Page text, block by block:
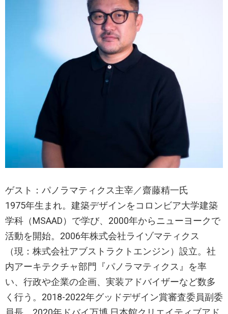
ゲスト：パノラマティクス主宰／齋藤精一氏
1975年生まれ。建築デザインをコロンビア大学建築
学科（MSAAD）で学び、2000年からニューヨークで
活動を開始。2006年株式会社ライゾマティクス
（現：株式会社アブストラクトエンジン）設立。社
内アーキテクチャ部門『パノラマティクス』を率
い、行政や企業の企画、実装アドバイザーなど数多
く行う。2018-2022年グッドデザイン賞審査委員副委